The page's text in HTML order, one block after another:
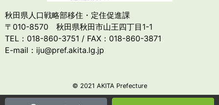
秋田県人口戦略部移住・定住促進課
〒010-8570 秋田県秋田市山王四丁目1-1
TEL：018-860-3751 / FAX：018-860-3871
E-mail：iju@pref.akita.lg.jp
© 2021 AKITA Prefecture